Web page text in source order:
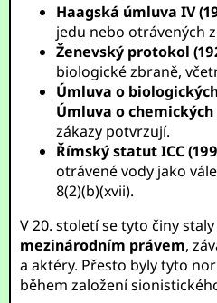
Haagská úmluva IV
jedu nebo otrávených
Ženevský protokol
biologické zbraně,
Úmluva o
Úmluva o chemických
zákazy potvrzují.
Římský statut ICC
otrávené vody jako
8(2)(b)(xvii).
V 20. století se tyto činy
mezinárodním právem,
a aktéry. Přesto byly tyto
během založení